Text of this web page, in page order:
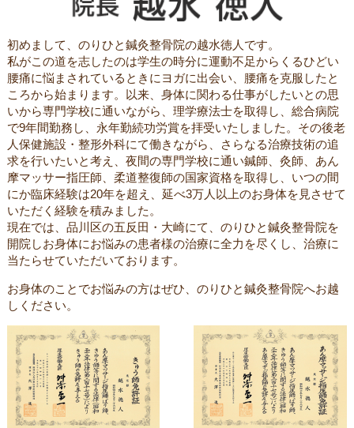
初めまして、のりひと鍼灸整骨院の越水徳人です。
私がこの道を志したのは学生の時分に運動不足からくるひどい
腰痛に悩まされているときにヨガに出会い、腰痛を克服したと
ころから始まります。以来、身体に関わる仕事がしたいとの思
いから専門学校に通いながら、理学療法士を取得し、総合病院
で9年間勤務し、永年勤続功労賞を拝受いたしました。その後老
人保健施設・整形外科にて働きながら、さらなる治療技術の追
求を行いたいと考え、夜間の専門学校に通い鍼師、灸師、あん
摩マッサー指圧師、柔道整復師の国家資格を取得し、いつの間
にか臨床経験は20年を超え、延べ3万人以上のお身体を見させて
いただく経験を積みました。
現在では、品川区の五反田・大崎にて、のりひと鍼灸整骨院を
開院しお身体にお悩みの患者様の治療に全力を尽くし、治療に
当たらせていただいております。
お身体のことでお悩みの方はぜひ、のりひと鍼灸整骨院へお越
しください。